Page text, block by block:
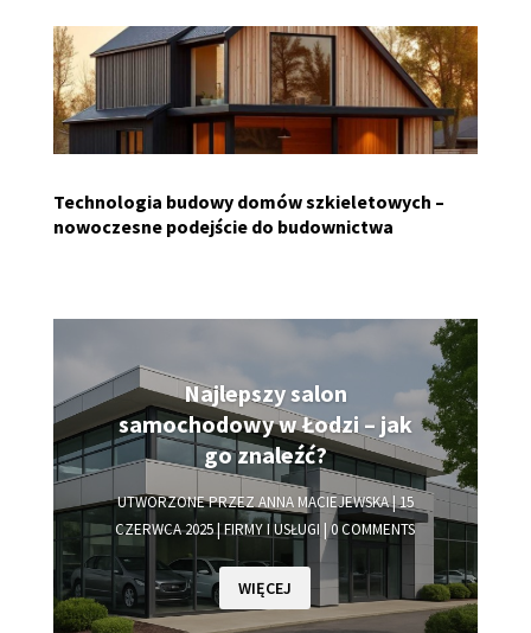
Technologia budowy domów szkieletowych –
nowoczesne podejście do budownictwa
Najlepszy salon
samochodowy w Łodzi – jak
go znaleźć?
UTWORZONE PRZEZANNA MACIEJEWSKA|15
CZERWCA 2025|FIRMY I USŁUGI | 0 COMMENTS
WIĘCEJ